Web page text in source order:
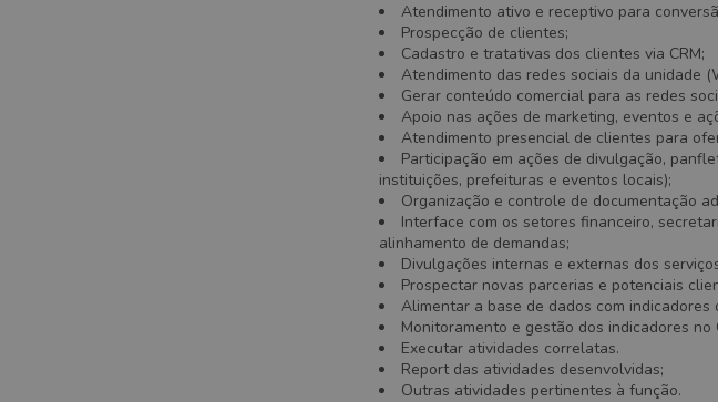
Atendimento ativo e receptivo para
Prospecção de clientes;
Cadastro e tratativas dos clientes via CRM;
Atendimento das redes sociais da unidade
Gerar conteúdo comercial para as redes
Apoio nas ações de marketing, eventos e
Atendimento presencial de clientes para
Participação em ações de divulgação,
instituições, prefeituras e eventos locais);
Organização e controle de documentação
Interface com os setores financeiro,
alinhamento de demandas;
Divulgações internas e externas dos
Prospectar novas parcerias e potenciais
Alimentar a base de dados com indicadores
Monitoramento e gestão dos indicadores no
Executar atividades correlatas.
Report das atividades desenvolvidas;
Outras atividades pertinentes à função.